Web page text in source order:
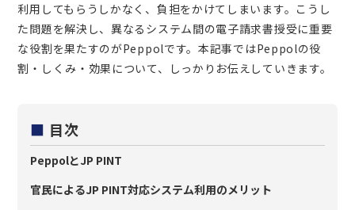
利用してもらうしかなく、負担をかけてしまいます。こうし
た問題を解決し、異なるシステム間の電子請求書授受に重要
な役割を果たすのがPeppolです。本記事ではPeppolの役
割・しくみ・効果について、しっかりお伝えしていきます。
■ 目次
PeppolとJP PINT
官民によるJP PINT対応システム利用のメリット